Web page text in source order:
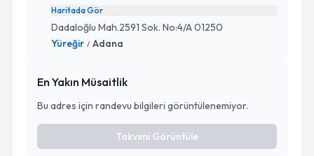
Haritada Gör
Dadaloğlu Mah.2591 Sok. No:4/A 01250
Yüreğir / Adana
En Yakın Müsaitlik
Bu adres için randevu bilgileri görüntülenemiyor.
Takvimi Görüntüle